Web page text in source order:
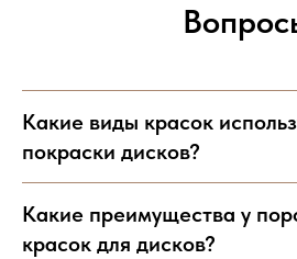
Какие виды красок
покраски дисков?
Какие преимущества у
красок для дисков?